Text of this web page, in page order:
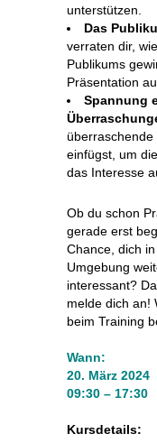
unterstützen.
Das
verraten dir,
Publikums
Präsentation
Spannung
einfügst, um
das Interesse
Ob du schon
gerade erst
Chance, dich
Umgebung
interessant?
melde dich an!
beim Training
Wann:
20. März 2024
09:30 – 17:30
Kursdetails: